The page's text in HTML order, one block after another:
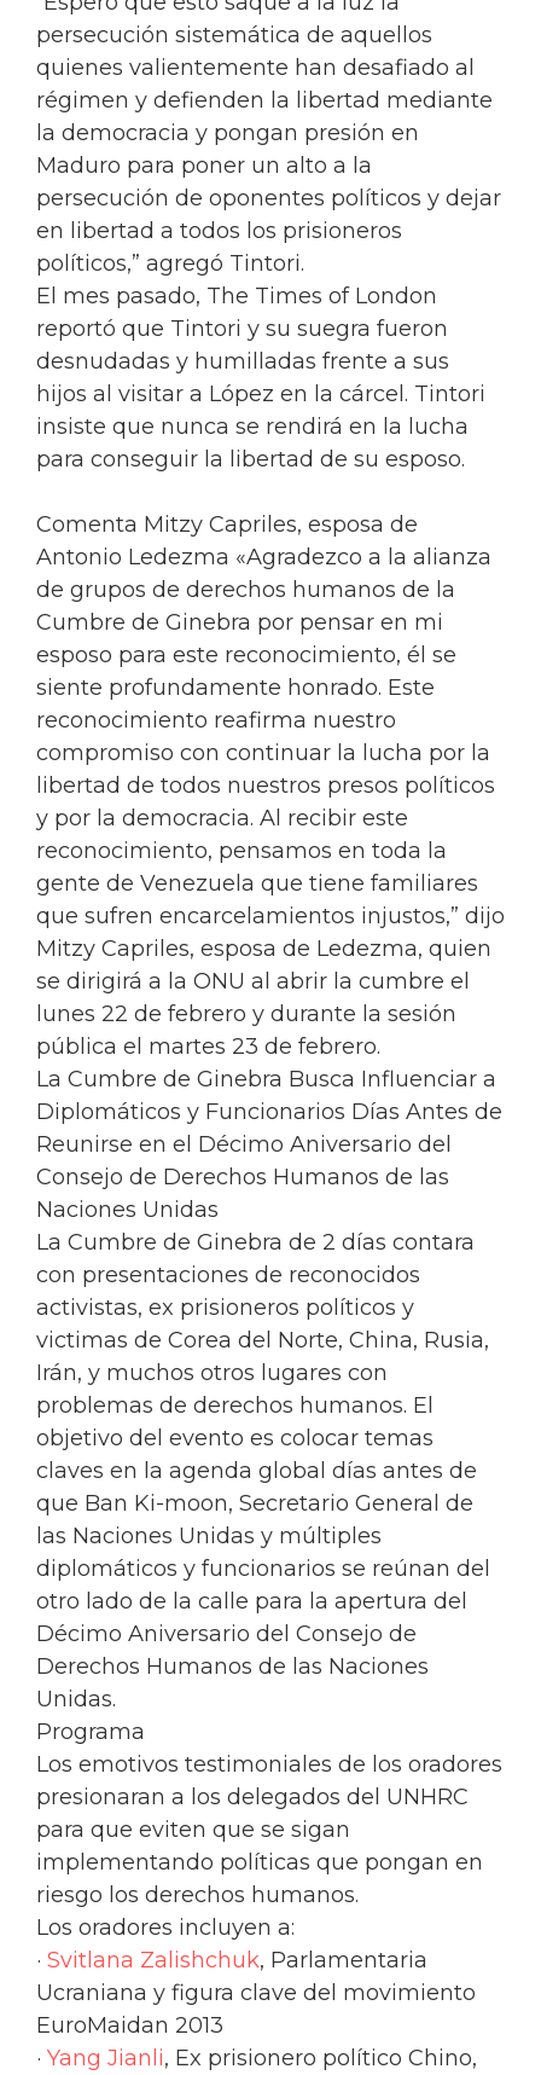
persecución sistemática de aquellos
quienes valientemente han desafiado al
régimen y defienden la libertad mediante
la democracia y pongan presión en
Maduro para poner un alto a la
persecución de oponentes políticos y dejar
en libertad a todos los prisioneros
políticos,” agregó Tintori.
El mes pasado, The Times of London
reportó que Tintori y su suegra fueron
desnudadas y humilladas frente a sus
hijos al visitar a López en la cárcel. Tintori
insiste que nunca se rendirá en la lucha
para conseguir la libertad de su esposo.
Comenta Mitzy Capriles, esposa de
Antonio Ledezma «Agradezco a la alianza
de grupos de derechos humanos de la
Cumbre de Ginebra por pensar en mi
esposo para este reconocimiento, él se
siente profundamente honrado. Este
reconocimiento reafirma nuestro
compromiso con continuar la lucha por la
libertad de todos nuestros presos políticos
y por la democracia. Al recibir este
reconocimiento, pensamos en toda la
gente de Venezuela que tiene familiares
que sufren encarcelamientos injustos,” dijo
Mitzy Capriles, esposa de Ledezma, quien
se dirigirá a la ONU al abrir la cumbre el
lunes 22 de febrero y durante la sesión
pública el martes 23 de febrero.
La Cumbre de Ginebra Busca Influenciar a
Diplomáticos y Funcionarios Días Antes de
Reunirse en el Décimo Aniversario del
Consejo de Derechos Humanos de las
Naciones Unidas
La Cumbre de Ginebra de 2 días contara
con presentaciones de reconocidos
activistas, ex prisioneros políticos y
victimas de Corea del Norte, China, Rusia,
Irán, y muchos otros lugares con
problemas de derechos humanos. El
objetivo del evento es colocar temas
claves en la agenda global días antes de
que Ban Ki-moon, Secretario General de
las Naciones Unidas y múltiples
diplomáticos y funcionarios se reúnan del
otro lado de la calle para la apertura del
Décimo Aniversario del Consejo de
Derechos Humanos de las Naciones
Unidas.
Programa
Los emotivos testimoniales de los oradores
presionaran a los delegados del UNHRC
para que eviten que se sigan
implementando políticas que pongan en
riesgo los derechos humanos.
Los oradores incluyen a:
· Svitlana Zalishchuk, Parlamentaria
Ucraniana y figura clave del movimiento
EuroMaidan 2013
· Yang Jianli, Ex prisionero político Chino,